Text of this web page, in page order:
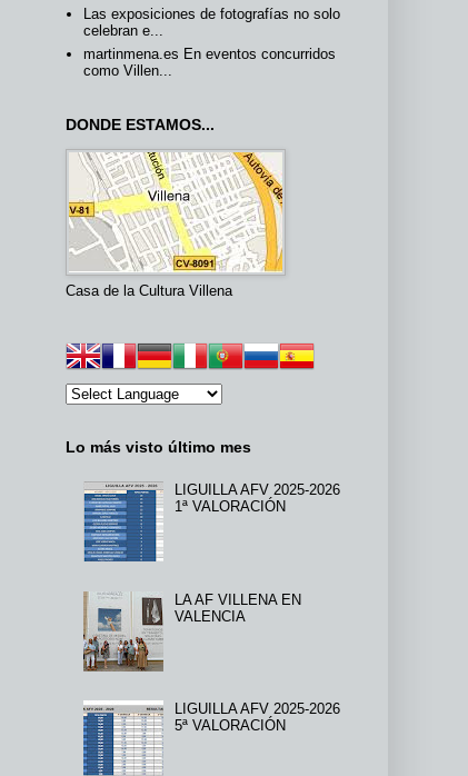
Las exposiciones de fotografías no solo
celebran e...
martinmena.es En eventos concurridos
como Villen...
DONDE ESTAMOS...
Casa de la Cultura Villena
Lo más visto último mes
LIGUILLA AFV 2025-2026
1ª VALORACIÓN
LA AF VILLENA EN
VALENCIA
LIGUILLA AFV 2025-2026
5ª VALORACIÓN